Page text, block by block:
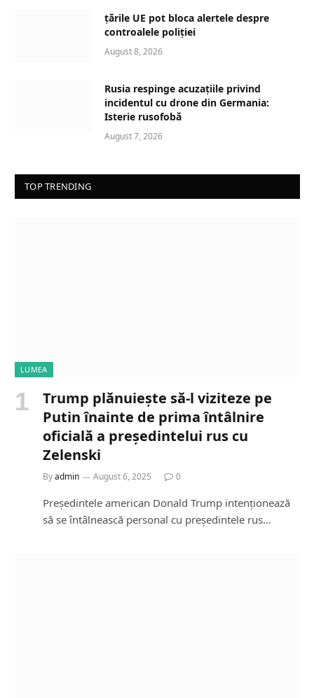
țările UE pot bloca alertele despre
controalele poliției
August 8, 2026
Rusia respinge acuzațiile privind
incidentul cu drone din Germania:
Isterie rusofobă
August 7, 2026
TOP TRENDING
LUMEA
Trump plănuiește să-l viziteze pe
Putin înainte de prima întâlnire
oficială a președintelui rus cu
Zelenski
Byadmin August 6, 2025 0
Președintele american Donald Trump intenționează
să se întâlnească personal cu președintele rus…